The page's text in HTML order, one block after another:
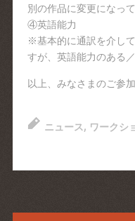
別の作品に変更になっ
④英語能力
※基本的に通訳を介し
すが、英語能力のある
以上、みなさまのご参
ニュース, ワークシ